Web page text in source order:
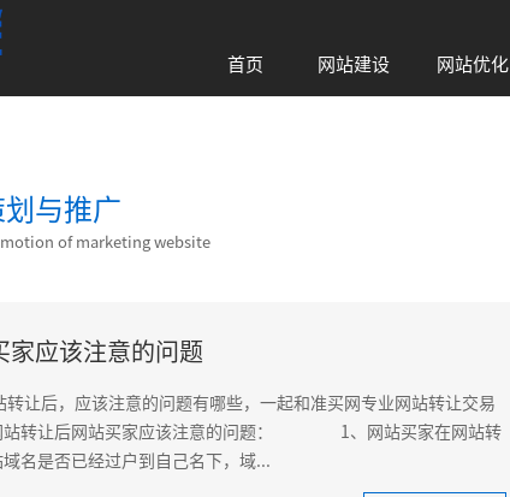
首页
Home
网站建设
Web
网站优化
Seo
与推广
of marketing website
家应该注意的问题
后，应该注意的问题有哪些，一起和准买网专业网站转让交易
让后网站买家应该注意的问题： 1、网站买家在网站转
名是否已经过户到自己名下，域...